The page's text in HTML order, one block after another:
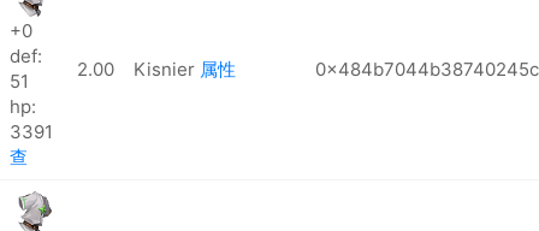
+0
def:
51
hp:
3391
查
2.00 Kisnier 属性